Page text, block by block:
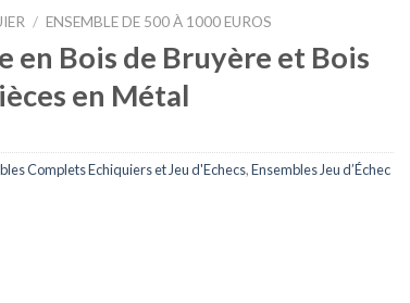
/ ENSEMBLE DE 500 À 1000 EUROS
en Bois de Bruyère et Bois
en Métal
Complets Echiquiers et Jeu d'Echecs,Ensembles Jeu d’Échec